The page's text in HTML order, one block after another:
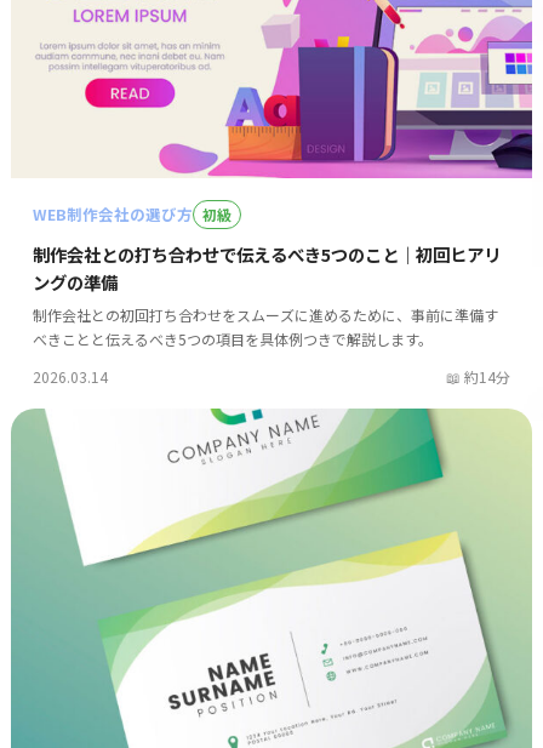
WEB制作会社の選び方 初級
制作会社との打ち合わせで伝えるべき5つのこと｜初回ヒアリ
ングの準備
制作会社との初回打ち合わせをスムーズに進めるために、事前に準備す
べきことと伝えるべき5つの項目を具体例つきで解説します。
2026.03.14
約14分